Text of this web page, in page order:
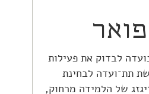
לבדוק את פעילות
תת־ועדה לבחינת
של הלמידה מרחוק,